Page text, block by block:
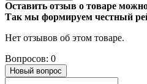
Оставить отзыв о товаре
Так мы формируем честный
Нет отзывов об этом товаре.
Вопросов: 0
Новый вопрос